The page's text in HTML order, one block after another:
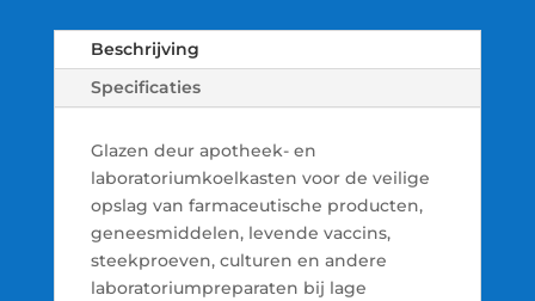
Beschrijving
Specificaties
Glazen deur apotheek- en
laboratoriumkoelkasten voor de veilige
opslag van farmaceutische producten,
geneesmiddelen, levende vaccins,
steekproeven, culturen en andere
laboratoriumpreparaten bij lage